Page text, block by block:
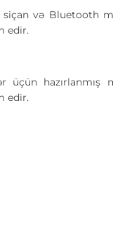
və Bluetooth
edir.
hazırlanmış
edir.